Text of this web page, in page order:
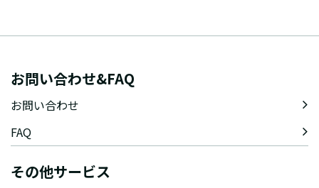
お問い合わせ&FAQ
お問い合わせ
FAQ
その他サービス